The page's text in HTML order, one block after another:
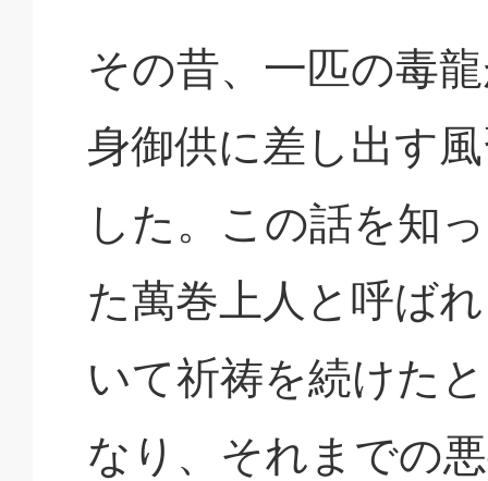
その昔、一匹の毒
身御供に差し出す
した。この話を知
た萬巻上人と呼ば
いて祈祷を続けた
なり、それまでの